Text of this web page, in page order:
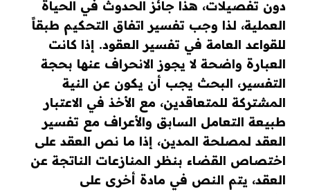
دون تفصيلات، هذا جائز الحدوث في الحياة
العملية، لذا وجب تفسير اتفاق التحكيم طبقاً
للقواعد العامة في تفسير العقود. إذا كانت
العبارة واضحة لا يجوز الانحراف عنها بحجة
التفسير، البحث يجب أن يكون عن النية
المشتركة للمتعاقدين، مع الأخذ في الاعتبار
طبيعة التعامل السابق والأعراف مع تفسير
العقد لمصلحة المدين، إذا ما نص العقد على
اختصاص القضاء بنظر المنازعات الناتجة عن
العقد، يتم النص في مادة أخرى على